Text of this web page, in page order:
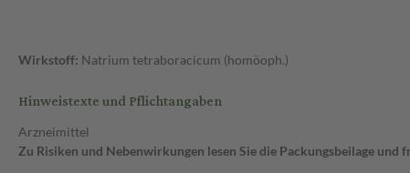
Wirkstoff: Natrium tetraboracicum (homöoph.)
Hinweistexte und Pflichtangaben
Arzneimittel
Zu Risiken und Nebenwirkungen lesen Sie die Packungsbeilage